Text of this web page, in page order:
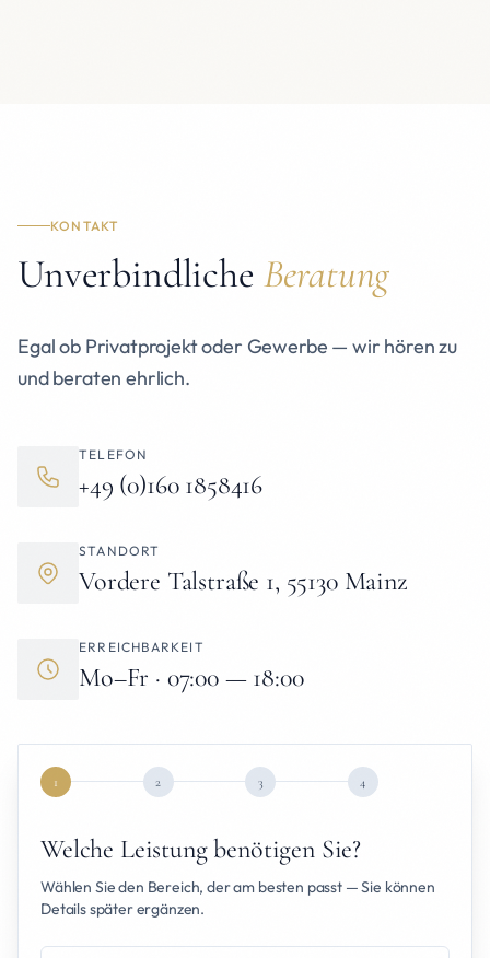
KONTAKT
Unverbindliche Beratung
Egal ob Privatprojekt oder Gewerbe — wir hören zu
und beraten ehrlich.
TELEFON
+49 (0)160 1858416
STANDORT
Vordere Talstraße 1, 55130 Mainz
ERREICHBARKEIT
Mo–Fr · 07:00 — 18:00
1 2 3 4
Welche Leistung benötigen Sie?
Wählen Sie den Bereich, der am besten passt — Sie können
Details später ergänzen.